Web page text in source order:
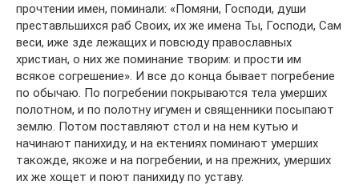
прочтении имен, поминали: «Помяни, Господи, души
преставльшихся раб Своих, их же имена Ты, Господи, Сам
веси, иже зде лежащих и повсюду православных
христиан, о них же поминание творим: и прости им
всякое согрешение». И все до конца бывает погребение
по обычаю. По погребении покрываются тела умерших
полотном, и по полотну игумен и священники посыпают
землю. Потом поставляют стол и на нем кутью и
начинают панихиду, и на ектениях поминают умерших
такожде, якоже и на погребении, и на прежних, умерших
их же хощет и поют панихиду по уставу.